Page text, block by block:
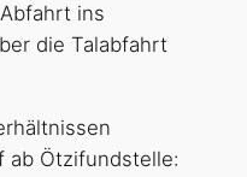
ins
die Talabfahrt
ab Ötzifundstelle: